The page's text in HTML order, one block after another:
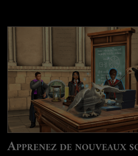
Apprenez de nouveaux